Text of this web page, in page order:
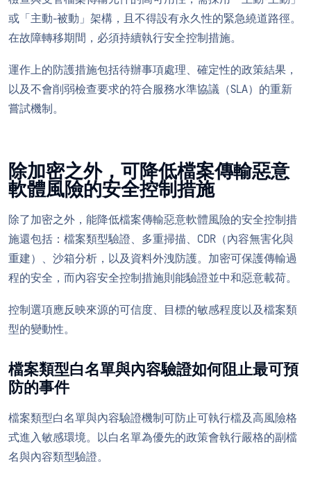
或「主動-被動」架構，且不得設有永久性的緊急繞道路徑。
在故障轉移期間，必須持續執行安全控制措施。
運作上的防護措施包括待辦事項處理、確定性的政策結果，
以及不會削弱檢查要求的符合服務水準協議（SLA）的重新
嘗試機制。
除加密之外，可降低檔案傳輸惡意
軟體風險的安全控制措施
除了加密之外，能降低檔案傳輸惡意軟體風險的安全控制措
施還包括：檔案類型驗證、多重掃描、CDR（內容無害化與
重建）、沙箱分析，以及資料外洩防護。加密可保護傳輸過
程的安全，而內容安全控制措施則能驗證並中和惡意載荷。
控制選項應反映來源的可信度、目標的敏感程度以及檔案類
型的變動性。
檔案類型白名單與內容驗證如何阻止最可預
防的事件
檔案類型白名單與內容驗證機制可防止可執行檔及高風險格
式進入敏感環境。以白名單為優先的政策會執行嚴格的副檔
名與內容類型驗證。